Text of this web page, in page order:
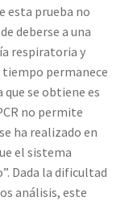
esta prueba no
deberse a una
respiratoria y
permanece
se obtiene es
no permite
ha realizado en
el sistema
Dada la dificultad
análisis, este